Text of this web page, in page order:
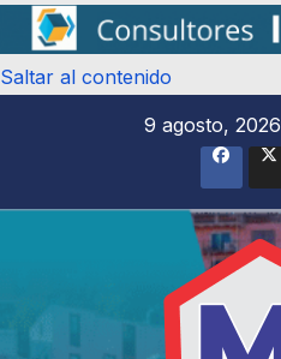
Saltar al contenido
9 agosto, 2026